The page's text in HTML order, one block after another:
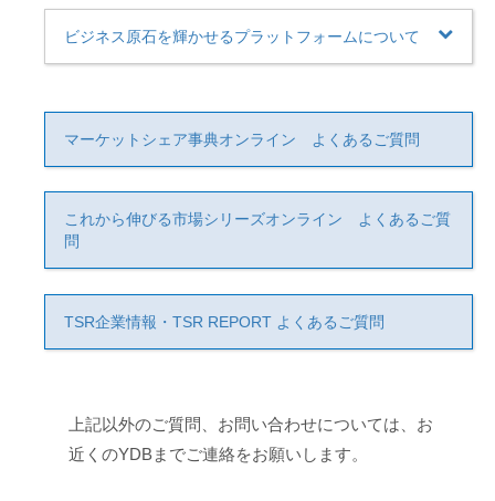
ビジネス原石を輝かせるプラットフォームについて
マーケットシェア事典オンライン よくあるご質問
これから伸びる市場シリーズオンライン よくあるご質
問
TSR企業情報・TSR REPORT よくあるご質問
上記以外のご質問、お問い合わせについては、お
近くのYDBまでご連絡をお願いします。